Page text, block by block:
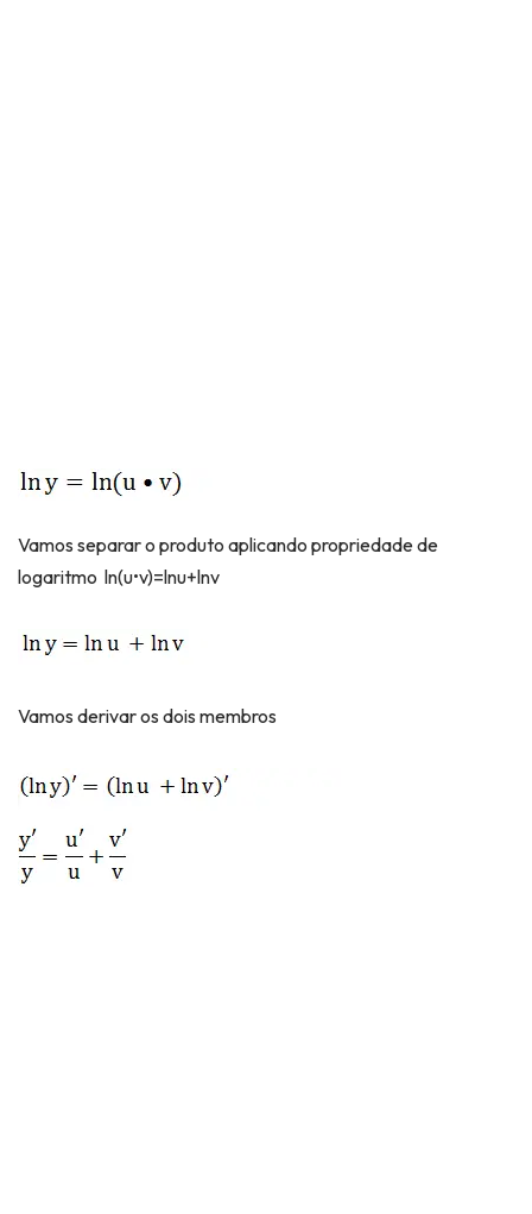
Vamos separar o produto aplicando propriedade de
logaritmo ln(u•v)=lnu+lnv
Vamos derivar os dois membros